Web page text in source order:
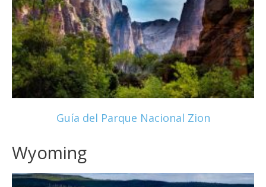
Guía del Parque Nacional Zion
Wyoming